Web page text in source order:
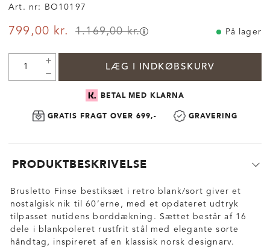
Art. nr: BO10197
799,00 kr. 1.169,00 kr. På lager
LÆG I INDKØBSKURV
BETAL MED KLARNA
GRATIS FRAGT OVER 699,- GRAVERING
PRODUKTBESKRIVELSE
Brusletto Finse bestiksæt i retro blank/sort giver et
nostalgisk nik til 60’erne, med et opdateret udtryk
tilpasset nutidens borddækning. Sættet består af 16
dele i blankpoleret rustfrit stål med elegante sorte
håndtag, inspireret af en klassisk norsk designarv.